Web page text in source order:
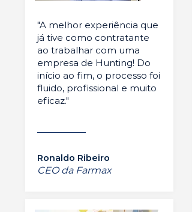
"A melhor experiência que
já tive como contratante
ao trabalhar com uma
empresa de Hunting! Do
início ao fim, o processo foi
fluido, profissional e muito
eficaz."
Ronaldo Ribeiro
CEO da Farmax